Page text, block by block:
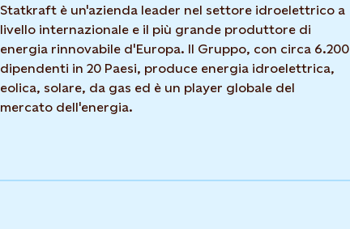
Statkraft è un'azienda leader nel settore idroelettrico a
livello internazionale e il più grande produttore di
energia rinnovabile d'Europa. Il Gruppo, con circa 6.200
dipendenti in 20 Paesi, produce energia idroelettrica,
eolica, solare, da gas ed è un player globale del
mercato dell'energia.